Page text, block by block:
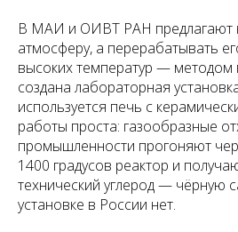
В МАИ и ОИВТ РАН предлагают
атмосферу, а перерабатывать
высоких температур — методом
создана лабораторная
используется печь с
работы проста: газообразные
промышленности прогоняют
1400 градусов реактор и
технический углерод — чёрную
установке в России нет.